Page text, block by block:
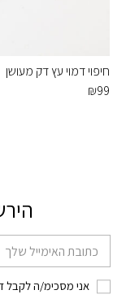
חיפוי דמוי עץ דק מעושן
₪99
דוא׳׳ל
אני מסכימ/ה לקבל